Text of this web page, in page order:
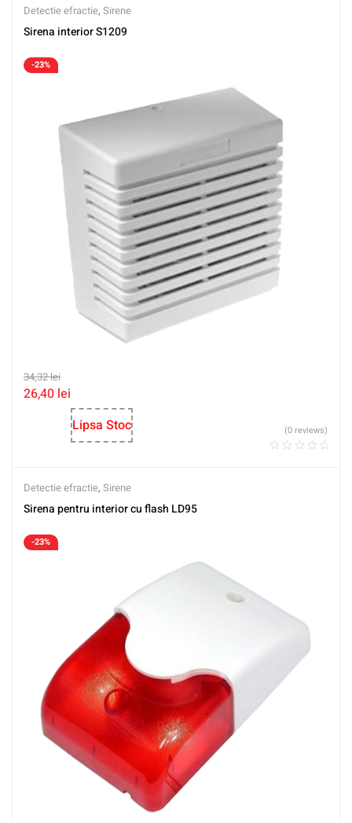
Detectie efractie, Sirene
Sirena interior S1209
-23%
34,32lei
26,40 lei
Lipsa Stoc
(0 reviews)
Detectie efractie, Sirene
Sirena pentru interior cu flash LD95
-23%